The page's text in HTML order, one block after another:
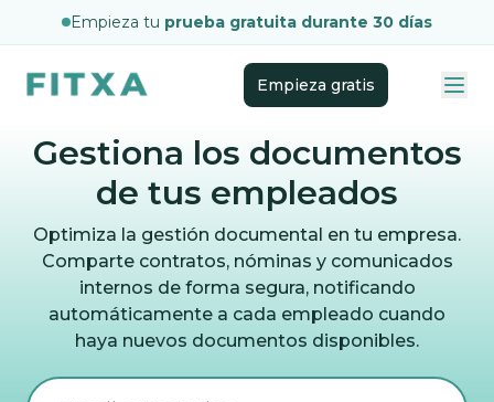
Empieza tu prueba gratuita durante 30 días
Empieza gratis
Gestiona los documentos
de tus empleados
Optimiza la gestión documental en tu empresa.
Comparte contratos, nóminas y comunicados
internos de forma segura, notificando
automáticamente a cada empleado cuando
haya nuevos documentos disponibles.